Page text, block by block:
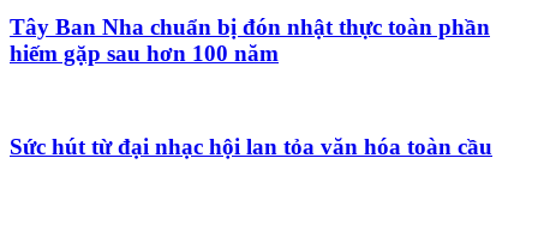
Tây Ban Nha chuẩn bị đón nhật thực toàn phần
hiếm gặp sau hơn 100 năm
Sức hút từ đại nhạc hội lan tỏa văn hóa toàn cầu